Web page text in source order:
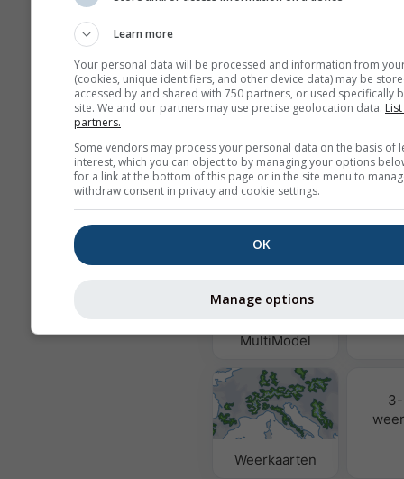
zoals beschreven in onze
Door gebruik te maken van de
meteoblue gaat u akkoord met
algemene voorwaarden
. Uw e-
meteoblue-diensten.
Meer weergegevens
MultiModel
Weerkaarten
Learn more
Your personal data will be processed and information from
(cookies, unique identifiers, and other device data) may be
accessed by and shared with 750 partners, or used specifically
site. We and our partners may use precise geolocation data.
partners.
Some vendors may process your personal data on the basis of
interest, which you can object to by managing your options
for a link at the bottom of this page or in the site menu to
withdraw consent in privacy and cookie settings.
OK
Manage options